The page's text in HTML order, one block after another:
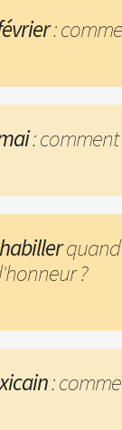
:
: comment
?
: